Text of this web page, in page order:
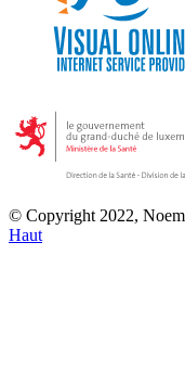
© Copyright 2022,
Haut